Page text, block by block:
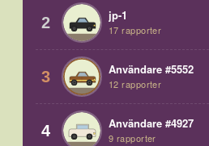
2 jp-1
17 rapporter
3 Användare #5552
12 rapporter
4 Användare #4927
9 rapporter